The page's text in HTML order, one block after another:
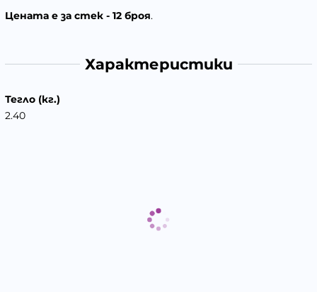
Цената е за стек - 12 броя.
Характеристики
Тегло (кг.)
2.40